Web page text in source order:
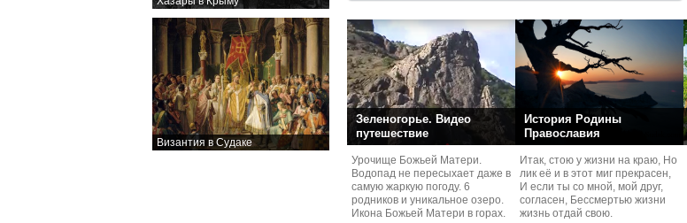
Византия в Судаке
Зеленогорье. Видео
путешествие
Урочище Божьей Матери.
Водопад не пересыхает даже в
самую жаркую погоду. 6
родников и уникальное озеро.
Икона Божьей Матери в горах.
История Родины
Православия
Итак, стою у жизни на краю, Но
лик её и в этот миг прекрасен,
И если ты со мной, мой друг,
согласен, Бессмертью жизни
жизнь отдай свою.